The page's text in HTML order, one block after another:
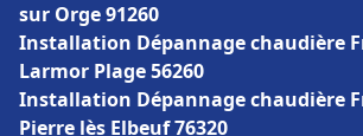
sur Orge 91260
Installation Dépannage chaudière
Larmor Plage 56260
Installation Dépannage chaudière
Pierre lès Elbeuf 76320